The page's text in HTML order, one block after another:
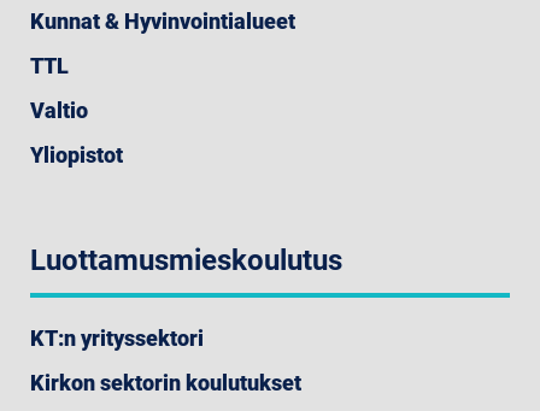
Kunnat & Hyvinvointialueet
TTL
Valtio
Yliopistot
Luottamusmieskoulutus
KT:n yrityssektori
Kirkon sektorin koulutukset